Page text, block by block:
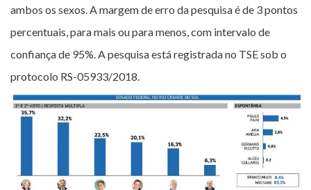
ambos os sexos. A margem de erro da pesquisa é de 3 pontos
percentuais, para mais ou para menos, com intervalo de
confiança de 95%. A pesquisa está registrada no TSE sob o
protocolo RS-05933/2018.